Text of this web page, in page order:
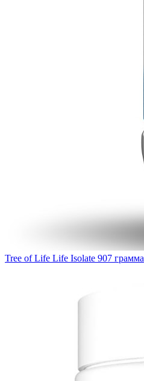
Tree of Life Life Isolate 907 грамма